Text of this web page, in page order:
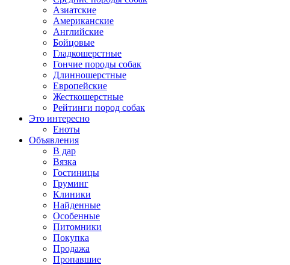
Азиатские
Американские
Английские
Бойцовые
Гладкошерстные
Гончие породы собак
Длинношерстные
Европейские
Жесткошерстные
Рейтинги пород собак
Это интересно
Еноты
Объявления
В дар
Вязка
Гостиницы
Груминг
Клиники
Найденные
Особенные
Питомники
Покупка
Продажа
Пропавшие